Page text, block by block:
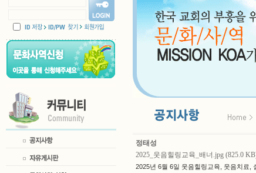
정태성
2025_웃음힐링교육_배너.jpg (825.0
2025년 6월 6일 웃음힐링교육, 웃음치료,